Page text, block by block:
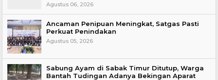
Agustus 06, 2026
Ancaman Penipuan Meningkat, Satgas Pasti
Perkuat Penindakan
Agustus 05, 2026
Sabung Ayam di Sabak Timur Ditutup, Warga
Bantah Tudingan Adanya Bekingan Aparat